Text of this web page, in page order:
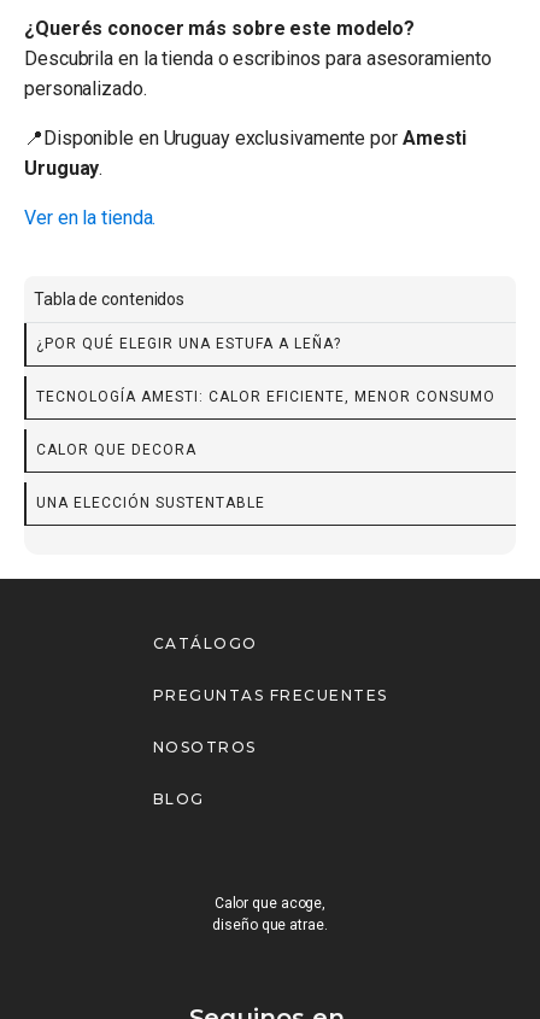
¿Querés conocer más sobre este modelo?
Descubrila en la tienda o escribinos para asesoramiento
personalizado.
📍Disponible en Uruguay exclusivamente por Amesti
Uruguay.
Ver en la tienda.
Tabla de contenidos
¿POR QUÉ ELEGIR UNA ESTUFA A LEÑA?
TECNOLOGÍA AMESTI: CALOR EFICIENTE, MENOR CONSUMO
CALOR QUE DECORA
UNA ELECCIÓN SUSTENTABLE
CATÁLOGO
PREGUNTAS FRECUENTES
NOSOTROS
BLOG
Calor que acoge,
diseño que atrae.